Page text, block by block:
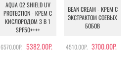
AQUA O2 SHIELD UV
PROTECTION - КРЕМ С
КИСЛОРОДОМ 3 В 1
SPF50++++
6570.00Р. 5382.00Р.
BEAN CREAM - КРЕМ С
ЭКСТРАКТОМ СОЕВЫХ
БОБОВ
4510.00Р. 3700.00Р.